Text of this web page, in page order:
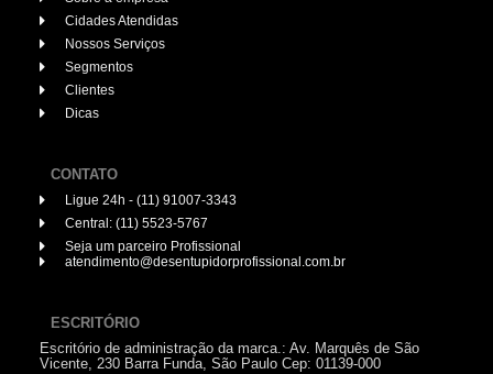
Cidades Atendidas
Nossos Serviços
Segmentos
Clientes
Dicas
CONTATO
Ligue 24h - (11) 91007-3343
Central: (11) 5523-5767
Seja um parceiro Profissional
atendimento@desentupidorprofissional.com.br
ESCRITÓRIO
Escritório de administração da marca.: Av. Marquês de São
Vicente, 230 Barra Funda, São Paulo Cep: 01139-000